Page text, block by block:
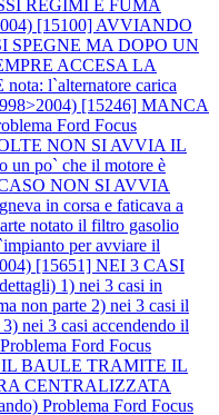
REGIMI E FUMA
[15100] AVVIANDO
SPEGNE MA DOPO UN
ACCESA LA
l`alternatore carica
[15246] MANCA
Ford Focus
NON SI AVVIA IL
un po` che il motore è
CASO NON SI AVVIA
in corsa e faticava a
notato il filtro gasolio
per avviare il
[15651] NEI 3 CASI
1) nei 3 casi in
non parte 2) nei 3 casi il
nei 3 casi accendendo il
Problema Ford Focus
IL BAULE TRAMITE IL
CENTRALIZZATA
Problema Ford Focus